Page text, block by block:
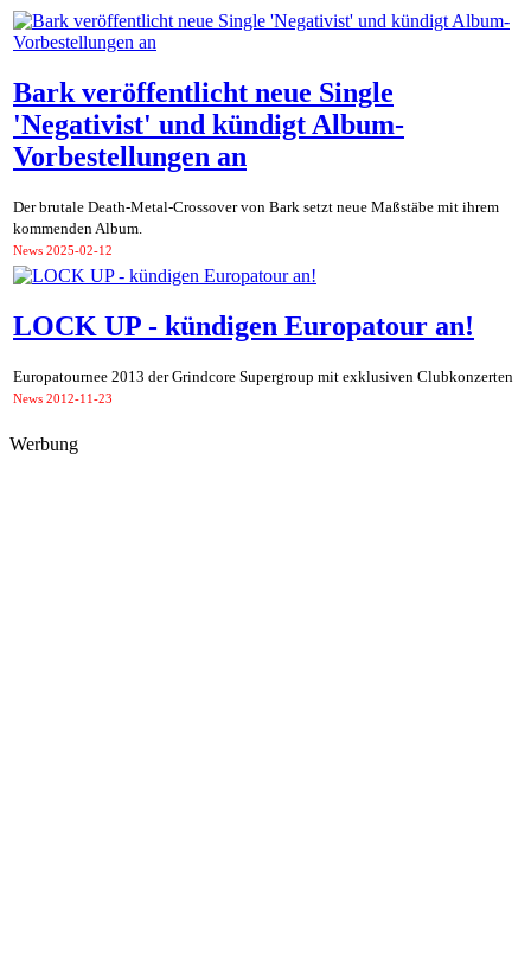
Bark veröffentlicht neue Single
'Negativist' und kündigt Album-
Vorbestellungen an
Der brutale Death-Metal-Crossover von Bark setzt neue Maßstäbe mit ihrem
kommenden Album.
News 2025-02-12
LOCK UP - kündigen Europatour an!
Europatournee 2013 der Grindcore Supergroup mit exklusiven Clubkonzerten
News 2012-11-23
Werbung